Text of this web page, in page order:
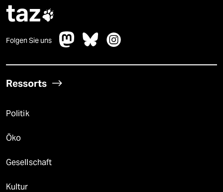
taz
Folgen Sie uns
Ressorts
Politik
Öko
Gesellschaft
Kultur